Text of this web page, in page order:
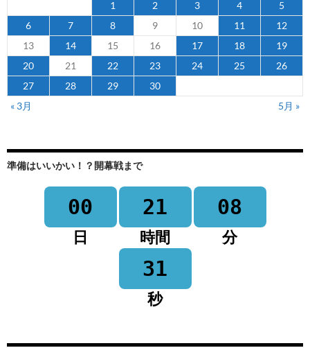
1
2 3 4
5
6
7 8 9 10 11
12
13
14 15 16 17 18
19
20
21 22 23 24 25
26
27
28 29
30
« 3月
5月 »
準備はいいかい！？開幕戦まで
00
日
21
時間
08
分
31
秒